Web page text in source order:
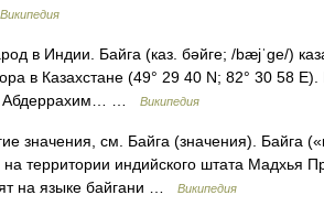
Википедия
в Индии. Байга (каз. бәйге; /bæjˈge/)
в Казахстане (49° 29 40 N; 82° 30 58 E).
Абдеррахим… …
Википедия
значения, см. Байга (значения). Байга
территории индийского штата Мадхья
на языке байгани …
Википедия